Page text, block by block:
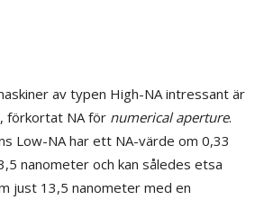
av typen High-NA intressant är
förkortat NA för numerical aperture.
Low-NA har ett NA-värde om 0,33
nanometer och kan således etsa
just 13,5 nanometer med en